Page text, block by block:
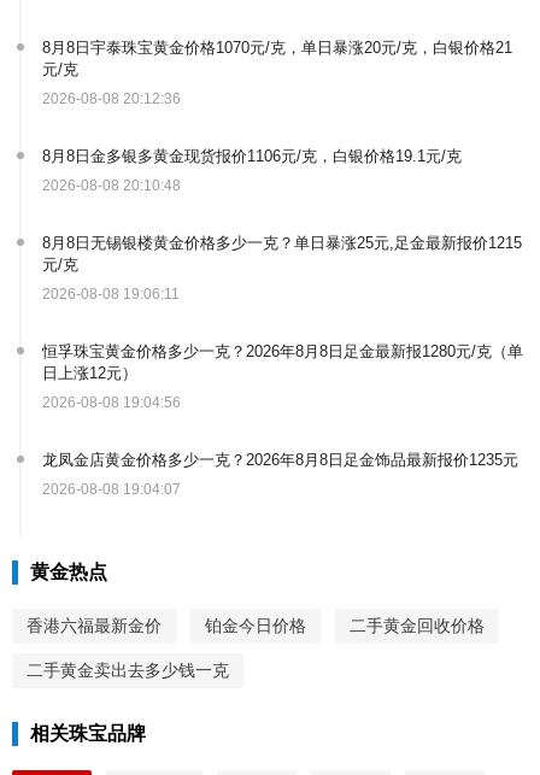
8月8日宇泰珠宝黄金价格1070元/克，单日暴涨20元/克，白银价格21
元/克
2026-08-08 20:12:36
8月8日金多银多黄金现货报价1106元/克，白银价格19.1元/克
2026-08-08 20:10:48
8月8日无锡银楼黄金价格多少一克？单日暴涨25元,足金最新报价1215
元/克
2026-08-08 19:06:11
恒孚珠宝黄金价格多少一克？2026年8月8日足金最新报1280元/克（单
日上涨12元）
2026-08-08 19:04:56
龙凤金店黄金价格多少一克？2026年8月8日足金饰品最新报价1235元
2026-08-08 19:04:07
黄金热点
香港六福最新金价 铂金今日价格 二手黄金回收价格
二手黄金卖出去多少钱一克
相关珠宝品牌